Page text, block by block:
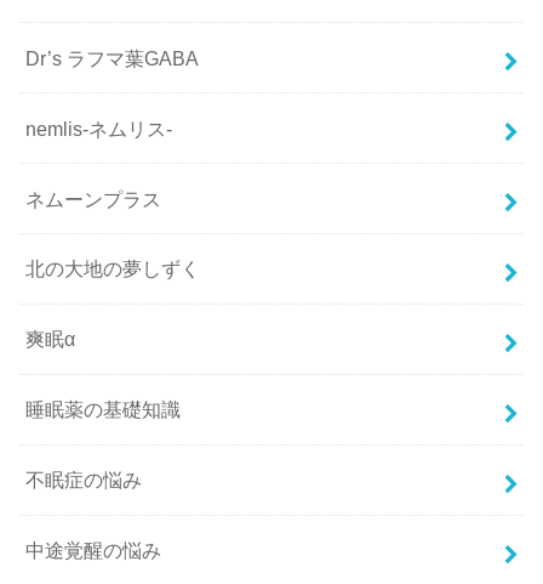
Dr’s ラフマ葉GABA
nemlis-ネムリス-
ネムーンプラス
北の大地の夢しずく
爽眠α
睡眠薬の基礎知識
不眠症の悩み
中途覚醒の悩み